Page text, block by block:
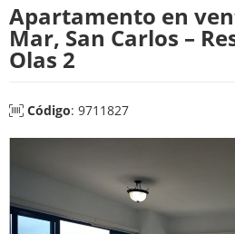
Apartamento en
Mar, San Carlos –
Olas 2
Código: 9711827